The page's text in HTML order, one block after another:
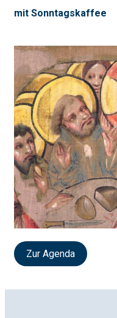
mit Sonntagskaffee
Zur Agenda